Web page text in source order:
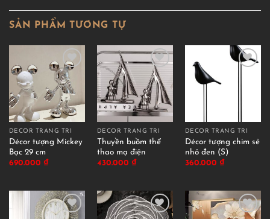
SẢN PHẨM TƯƠNG TỰ
DECOR TRANG TRÍ
Décor tượng Mickey
Bạc 29 cm
690.000 ₫
DECOR TRANG TRÍ
Thuyền buồm thể
thao mạ điện
430.000 ₫
DECOR TRANG TRÍ
Décor tượng chim sẻ
nhỏ đen (S)
360.000 ₫